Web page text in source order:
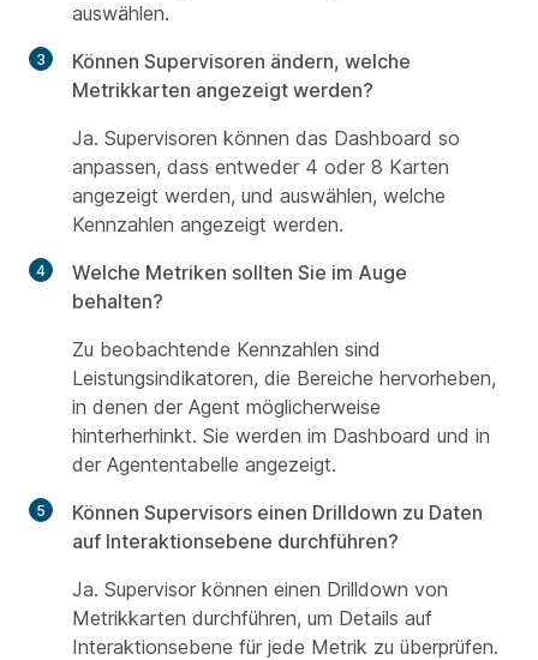
auswählen.
Können Supervisoren ändern, welche
Metrikkarten angezeigt werden?
Ja. Supervisoren können das Dashboard so
anpassen, dass entweder 4 oder 8 Karten
angezeigt werden, und auswählen, welche
Kennzahlen angezeigt werden.
Welche Metriken sollten Sie im Auge
behalten?
Zu beobachtende Kennzahlen sind
Leistungsindikatoren, die Bereiche hervorheben,
in denen der Agent möglicherweise
hinterherhinkt. Sie werden im Dashboard und in
der Agententabelle angezeigt.
Können Supervisors einen Drilldown zu Daten
auf Interaktionsebene durchführen?
Ja. Supervisor können einen Drilldown von
Metrikkarten durchführen, um Details auf
Interaktionsebene für jede Metrik zu überprüfen.